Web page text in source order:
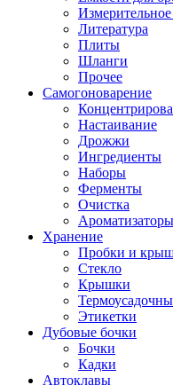
Литература
Плиты
Шланги
Прочее
Самогоноварение
Настаивание
Дрожжи
Ингредиенты
Наборы
Ферменты
Очистка
Хранение
Пробки и
Стекло
Крышки
Этикетки
Дубовые бочки
Бочки
Кадки
Автоклавы